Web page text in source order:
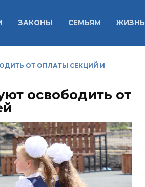
ЗАКОНЫ СЕМЬЯМ ЖИЗНЬ
ОТ ОПЛАТЫ СЕКЦИЙ И
освободить от